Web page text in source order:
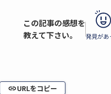
この記事の感想を
教えて下さい。
発見があ
URLをコピー